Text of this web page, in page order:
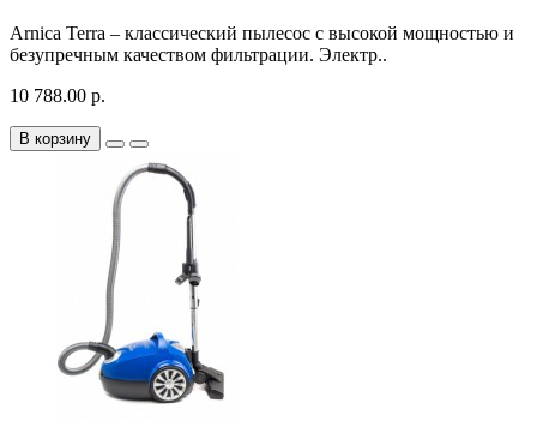
Arnica Terra – классический пылесос с высокой мощностью и
безупречным качеством фильтрации. Электр..
10 788.00 р.
В корзину